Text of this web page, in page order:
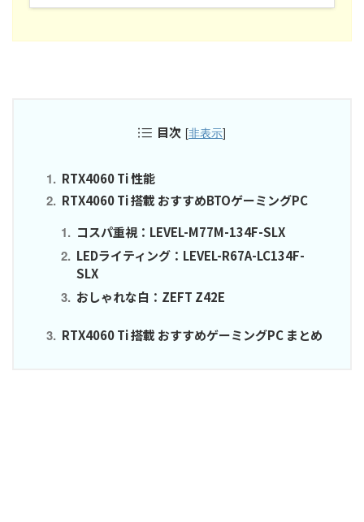
目次 [非表示]
RTX4060 Ti 性能
RTX4060 Ti 搭載 おすすめBTOゲーミングPC
コスパ重視：LEVEL-M77M-134F-SLX
LEDライティング：LEVEL-R67A-LC134F-
SLX
おしゃれな白：ZEFT Z42E
RTX4060 Ti 搭載 おすすめゲーミングPC まとめ